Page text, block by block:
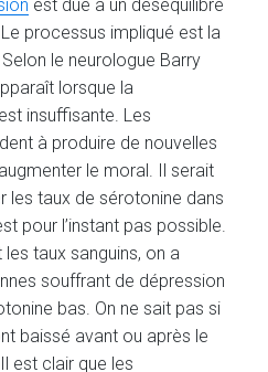
est dûe à un déséquilibre
processus impliqué est la
le neurologue Barry
lorsque la
insuffisante. Les
à produire de nouvelles
le moral. Il serait
les taux de sérotonine dans
pour l’instant pas possible.
taux sanguins, on a
souffrant de dépression
bas. On ne sait pas si
baissé avant ou après le
est clair que les